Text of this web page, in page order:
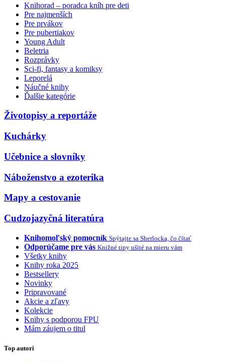
Knihorad – poradca kníh pre deti
Pre najmenších
Pre prvákov
Pre pubertiakov
Young Adult
Beletria
Rozprávky
Sci-fi, fantasy a komiksy
Leporelá
Náučné knihy
Ďalšie kategórie
Životopisy a reportáže
Kuchárky
Učebnice a slovníky
Náboženstvo a ezoterika
Mapy a cestovanie
Cudzojazyčná literatúra
Knihomoľský pomocník Spýtajte sa Sherlocka, čo čítať
Odporúčame pre vás Knižné tipy ušité na mieru vám
Všetky knihy
Knihy roka 2025
Bestsellery
Novinky
Pripravované
Akcie a zľavy
Kolekcie
Knihy s podporou FPU
Mám záujem o titul
Top autori